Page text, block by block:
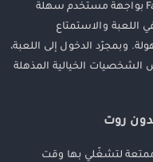
تتميّز لعبة Fairy Boyfriend Otome Romance بواجهة مستخدم سهلة
والاستمتاع
وبمجرّد الدخول إلى اللعبة،
الخيالية المذهلة
لتشغّلي بها وقت